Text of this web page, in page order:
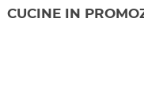
CUCINE IN